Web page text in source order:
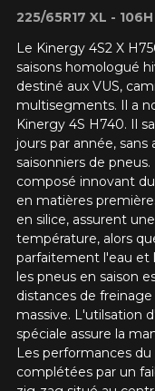
225/65R17 XL - 106H
Le Kinergy 4S2 X
saisons homologué
destiné aux VUS,
multisegments. Il a
Kinergy 4S H740. Il
jours par année,
saisonniers de
composé innovant
en matières
en silice, assurent
température, alors
parfaitement l'eau et
les pneus en saison
distances de
massive. L'utilsation
spéciale assure la
Les performances
complétées par un
AJOUTER UN AVIS
Votre
KINERGY
SAISONS
HIVER)
Nom
Courriel